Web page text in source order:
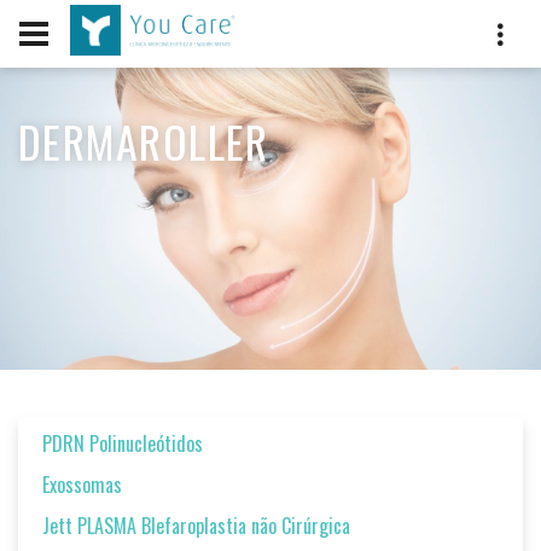
DERMAROLLER
PDRN Polinucleótidos
Exossomas
Jett PLASMA Blefaroplastia não Cirúrgica